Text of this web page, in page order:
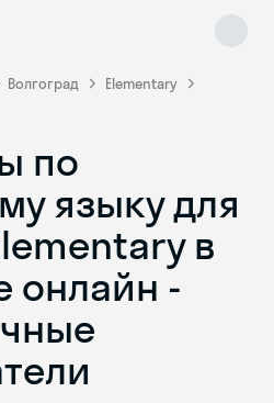
Волгоград
Elementary
по
языку для
в
онлайн -